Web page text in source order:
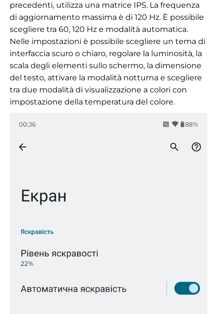
precedenti, utilizza una matrice IPS. La frequenza
di aggiornamento massima è di 120 Hz. È possibile
scegliere tra 60, 120 Hz e modalità automatica.
Nelle impostazioni è possibile scegliere un tema di
interfaccia scuro o chiaro, regolare la luminosità, la
scala degli elementi sullo schermo, la dimensione
del testo, attivare la modalità notturna e scegliere
tra due modalità di visualizzazione a colori con
impostazione della temperatura del colore.